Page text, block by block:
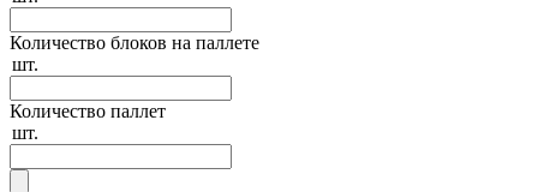
Количество блоков на паллете
шт.
Количество паллет
шт.